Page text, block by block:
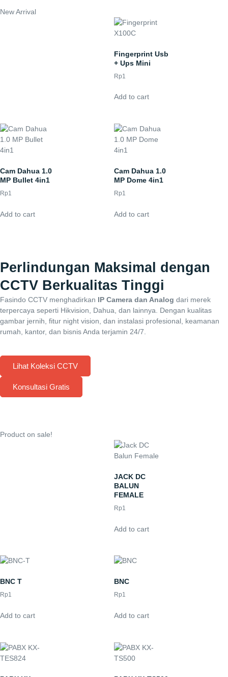
New Arrival
Fingerprint Usb
+ Ups Mini
Rp1
Add to cart
Cam Dahua 1.0
MP Bullet 4in1
Rp1
Add to cart
Cam Dahua 1.0
MP Dome 4in1
Rp1
Add to cart
Perlindungan Maksimal dengan
CCTV Berkualitas Tinggi
Fasindo CCTV menghadirkan IP Camera dan Analog dari merek
terpercaya seperti Hikvision, Dahua, dan lainnya. Dengan kualitas
gambar jernih, fitur night vision, dan instalasi profesional, keamanan
rumah, kantor, dan bisnis Anda terjamin 24/7.
Lihat Koleksi CCTV
Konsultasi Gratis
Product on sale!
JACK DC
BALUN
FEMALE
Rp1
Add to cart
BNC T
Rp1
Add to cart
BNC
Rp1
Add to cart